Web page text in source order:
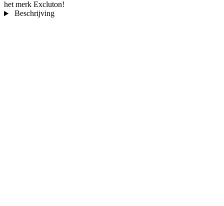
het merk Excluton!
Beschrijving